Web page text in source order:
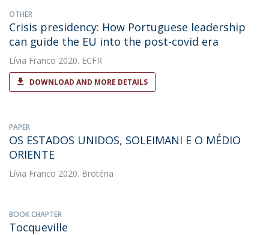
OTHER
Crisis presidency: How Portuguese leadership
can guide the EU into the post-covid era
Lívia Franco 2020. ECFR
DOWNLOAD AND MORE DETAILS
PAPER
OS ESTADOS UNIDOS, SOLEIMANI E O MÉDIO
ORIENTE
Lívia Franco 2020. Brotéria
BOOK CHAPTER
Tocqueville